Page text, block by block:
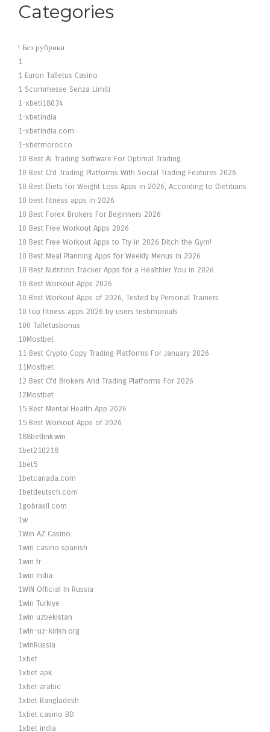
Categories
! Без рубрики
1
1 Euron Talletus Casino
1 Scommesse Senza Limiti
1-xbeti18034
1-xbetindia
1-xbetindia.com
1-xbetmorocco
10 Best Ai Trading Software For Optimal Trading
10 Best Cfd Trading Platforms With Social Trading Features 2026
10 Best Diets for Weight Loss Apps in 2026, According to Dietitians
10 best fitness apps in 2026
10 Best Forex Brokers For Beginners 2026
10 Best Free Workout Apps 2026
10 Best Free Workout Apps to Try in 2026 Ditch the Gym!
10 Best Meal Planning Apps for Weekly Menus in 2026
10 Best Nutrition Tracker Apps for a Healthier You in 2026
10 Best Workout Apps 2026
10 Best Workout Apps of 2026, Tested by Personal Trainers
10 top fitness apps 2026 by users testimonials
100 Talletusbonus
10Mostbet
11 Best Crypto Copy Trading Platforms For January 2026
11Mostbet
12 Best Cfd Brokers And Trading Platforms For 2026
12Mostbet
15 Best Mental Health App 2026
15 Best Workout Apps of 2026
188betlink.win
1bet210218
1bet5
1betcanada.com
1betdeutsch.com
1gobrasil.com
1w
1Win AZ Casino
1win casino spanish
1win fr
1win India
1WIN Official In Russia
1win Turkiye
1win uzbekistan
1win-uz-kirish.org
1winRussia
1xbet
1xbet apk
1xbet arabic
1xbet Bangladesh
1xbet casino BD
1xbet india